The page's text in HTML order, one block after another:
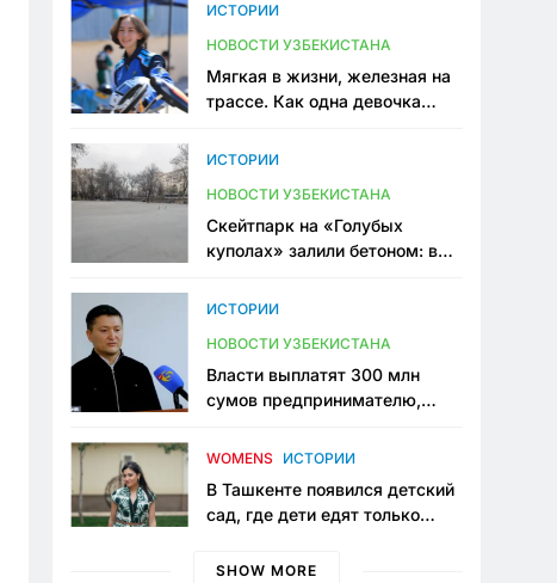
ИСТОРИИ
НОВОСТИ УЗБЕКИСТАНА
Мягкая в жизни, железная на
трассе. Как одна девочка
Узбекистане
ИСТОРИИ
НОВОСТИ УЗБЕКИСТАНА
Скейтпарк на «Голубых
куполах» залили бетоном: в
одно общественное
ИСТОРИИ
НОВОСТИ УЗБЕКИСТАНА
Власти выплатят 300 млн
сумов предпринимателю,
тюрьме по незаконному
WOMENS ИСТОРИИ
В Ташкенте появился детский
сад, где дети едят только
мама, которая устала просить
SHOW MORE